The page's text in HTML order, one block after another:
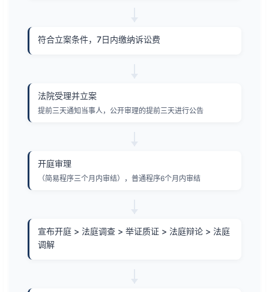
符合立案条件，7日内缴纳诉讼费
法院受理并立案
提前三天通知当事人，公开审理的提前三天进行公告
开庭审理
（简易程序三个月内审结），普通程序6个月内审结
宣布开庭 > 法庭调查 > 举证质证 > 法庭辩论 > 法庭
调解